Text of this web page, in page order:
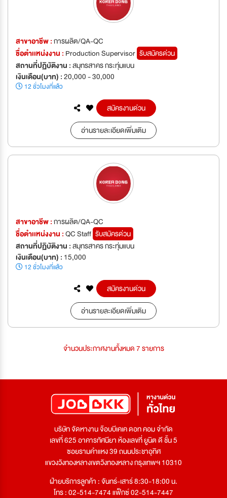
สาขาอาชีพ :การผลิต/QA-QC
ชื่อตำเเหน่งงาน : Production Supervisor รับสมัครด่วน
สถานที่ปฏิบัติงาน :สมุทรสาคร กระทุ่มแบน
เงินเดือน(บาท) :20,000 - 30,000
12 ชั่วโมงที่แล้ว
สมัครงานด่วน
อ่านรายละเอียดเพิ่มเติม
สาขาอาชีพ :การผลิต/QA-QC
ชื่อตำเเหน่งงาน :QC Staff รับสมัครด่วน
สถานที่ปฏิบัติงาน :สมุทรสาคร กระทุ่มแบน
เงินเดือน(บาท) : 15,000
12 ชั่วโมงที่แล้ว
สมัครงานด่วน
อ่านรายละเอียดเพิ่มเติม
จำนวนประกาศงานทั้งหมด 7 รายการ
บริษัท จัดหางาน จ๊อบบีเคเค ดอท คอม จำกัด
เลขที่ 625 อาคารทัศนียา ห้องเลขที่ ยูนิต ดี ชั้น 5
ซอยรามคำแหง 39 ถนนประชาอุทิศ
แขวงวังทองหลางเขตวังทองหลาง กรุงเทพฯ 10310
ฝ่ายบริการลูกค้า : จันทร์-เสาร์ 8:30-18:00 น.
โทร : 02-514-7474 แฟ็กซ์ 02-514-7447